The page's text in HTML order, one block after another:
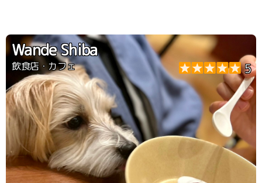
Wande Shiba
飲食店・カフェ 5